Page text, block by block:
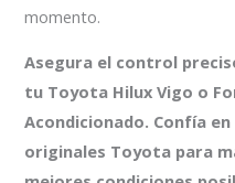
momento.
Asegura el control
tu Toyota Hilux Vigo o
Acondicionado. Confía
originales Toyota para